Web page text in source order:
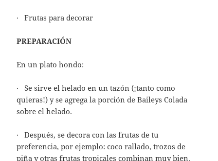
· Frutas para decorar
PREPARACIÓN
En un plato hondo:
· Se sirve el helado en un tazón (¡tanto como
quieras!) y se agrega la porción de Baileys Colada
sobre el helado.
· Después, se decora con las frutas de tu
preferencia, por ejemplo: coco rallado, trozos de
piña y otras frutas tropicales combinan muy bien.